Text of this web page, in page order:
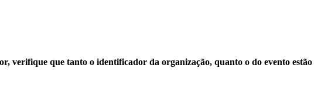
que tanto o identificador da organização, quanto o do evento estão